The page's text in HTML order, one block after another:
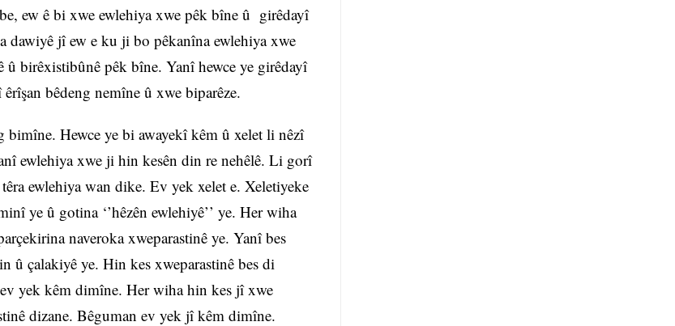
ew ê bi xwe ewlehiya xwe pêk bîne û girêdayî
dawiyê jî ew e ku ji bo pêkanîna ewlehiya xwe
û birêxistibûnê pêk bîne. Yanî hewce ye girêdayî
bêdeng nemîne û xwe biparêze.
bimîne. Hewce ye bi awayekî kêm û xelet li nêzî
ewlehiya xwe ji hin kesên din re nehêlê. Li gorî
ewlehiya wan dike. Ev yek xelet e. Xeletiyeke
ye û gotina ‘’hêzên ewlehiyê’’ ye. Her wiha
naveroka xweparastinê ye. Yanî bes
û çalakiyê ye. Hin kes xweparastinê bes di
yek kêm dimîne. Her wiha hin kes jî xwe
dizane. Bêguman ev yek jî kêm dimîne.